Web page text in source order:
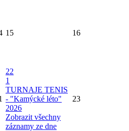
15 16
22
1
TURNAJE TENIS
- "Kamýcké léto"
2026
Zobrazit všechny
záznamy ze dne
23